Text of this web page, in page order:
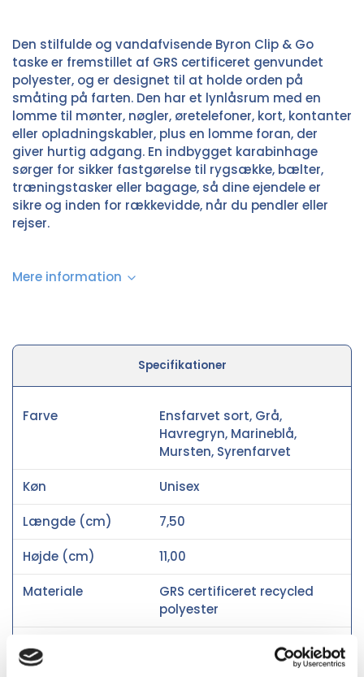
Den stilfulde og vandafvisende Byron Clip & Go
taske er fremstillet af GRS certificeret genvundet
polyester, og er designet til at holde orden på
småting på farten. Den har et lynlåsrum med en
lomme til mønter, nøgler, øretelefoner, kort, kontanter
eller opladningskabler, plus en lomme foran, der
giver hurtig adgang. En indbygget karabinhage
sørger for sikker fastgørelse til rygsække, bælter,
træningstasker eller bagage, så dine ejendele er
sikre og inden for rækkevidde, når du pendler eller
rejser.
Mere information
Specifikationer
Farve
Ensfarvet sort, Grå,
Havregryn, Marineblå,
Mursten, Syrenfarvet
Køn Unisex
Længde (cm) 7,50
Højde (cm) 11,00
Materiale
GRS certificeret recycled
polyester
Social audit